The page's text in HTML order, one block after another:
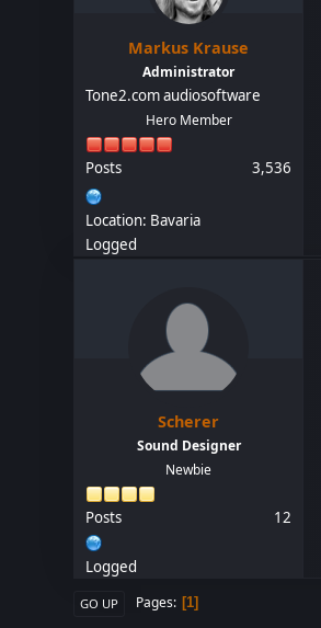
Markus Krause
Administrator
Tone2.com audiosoftware
Hero Member
Posts 3,536
Location: Bavaria
Logged
Scherer
Sound Designer
Newbie
Posts 12
Logged
GO UP Pages 1